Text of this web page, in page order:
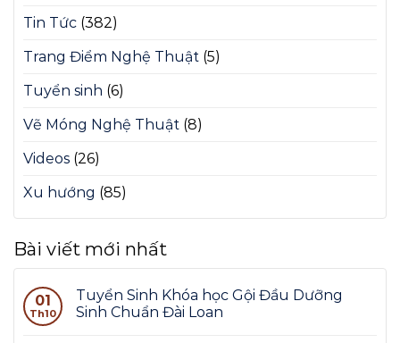
Tin Tức (382)
Trang Điểm Nghệ Thuật (5)
Tuyển sinh (6)
Vẽ Móng Nghệ Thuật (8)
Videos (26)
Xu hướng (85)
Bài viết mới nhất
01
Th10
Tuyển Sinh Khóa học Gội Đầu Dưỡng
Sinh Chuẩn Đài Loan